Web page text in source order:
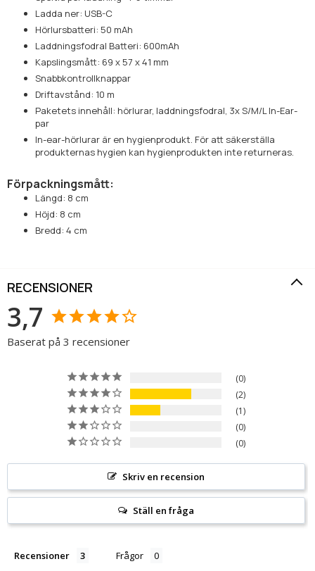
Ladda ner: USB-C
Hörlursbatteri: 50 mAh
Laddningsfodral Batteri: 600mAh
Kapslingsmått: 69 x 57 x 41 mm
Snabbkontrollknappar
Driftavstånd: 10 m
Paketets innehåll: hörlurar, laddningsfodral, 3x S/M/L In-Ear-
par
In-ear-hörlurar är en hygienprodukt. För att säkerställa
produkternas hygien kan hygienprodukten inte returneras.
Förpackningsmått:
Längd: 8 cm
Höjd: 8 cm
Bredd: 4 cm
RECENSIONER
3,7
Baserat på 3 recensioner
0
2
1
0
0
Skriv en recension
Ställ en fråga
Recensioner Frågor